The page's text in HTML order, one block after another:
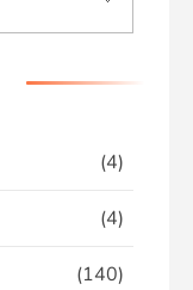
(4)
(4)
(140)